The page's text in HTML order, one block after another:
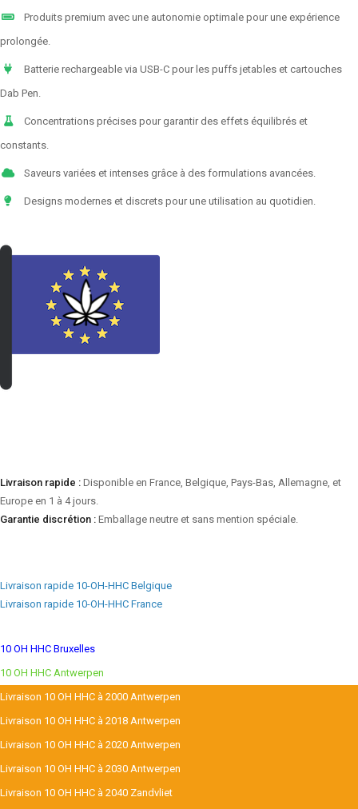
Produits premium avec une autonomie optimale pour une expérience
prolongée.
Batterie rechargeable via USB-C pour les puffs jetables et cartouches
Dab Pen.
Concentrations précises pour garantir des effets équilibrés et
constants.
Saveurs variées et intenses grâce à des formulations avancées.
Designs modernes et discrets pour une utilisation au quotidien.
Livraison rapide : Disponible en France, Belgique, Pays-Bas, Allemagne, et
Europe en 1 à 4 jours.
Garantie discrétion : Emballage neutre et sans mention spéciale.
Livraison rapide 10-OH-HHC Belgique
Livraison rapide 10-OH-HHC France
10 OH HHC Bruxelles
10 OH HHC Antwerpen
Livraison 10 OH HHC à 2000 Antwerpen
Livraison 10 OH HHC à 2018 Antwerpen
Livraison 10 OH HHC à 2020 Antwerpen
Livraison 10 OH HHC à 2030 Antwerpen
Livraison 10 OH HHC à 2040 Zandvliet